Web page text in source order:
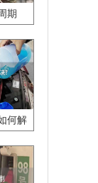
期
何解